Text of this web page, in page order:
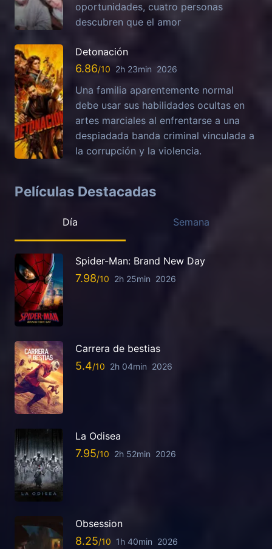
oportunidades, cuatro personas
descubren que el amor
Detonación
6.86 2h 23min 2026
Una familia aparentemente normal
debe usar sus habilidades ocultas en
artes marciales al enfrentarse a una
despiadada banda criminal vinculada a
la corrupción y la violencia.
Películas Destacadas
Día Semana
Spider-Man: Brand New Day
7.98 2h 25min 2026
Carrera de bestias
5.4 2h 04min 2026
La Odisea
7.95 2h 52min 2026
Obsession
8.25 1h 40min 2026